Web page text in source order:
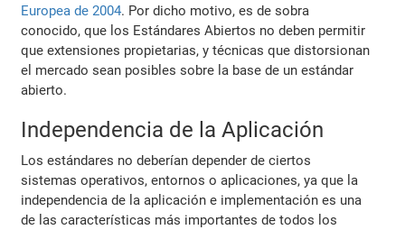
Europea de 2004. Por dicho motivo, es de sobra
conocido, que los Estándares Abiertos no deben permitir
que extensiones propietarias, y técnicas que distorsionan
el mercado sean posibles sobre la base de un estándar
abierto.
Independencia de la Aplicación
Los estándares no deberían depender de ciertos
sistemas operativos, entornos o aplicaciones, ya que la
independencia de la aplicación e implementación es una
de las características más importantes de todos los